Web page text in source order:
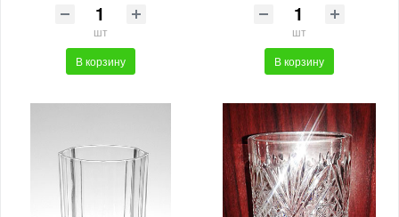
шт
В корзину
шт
В корзину